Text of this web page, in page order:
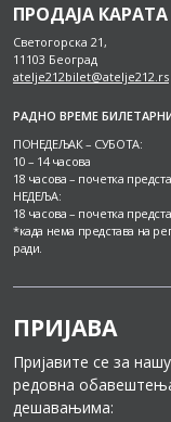
ПРОДАЈА КАРАТА
Светогорска 21,
11103 Београд
atelje212bilet@atelje212.rs
РАДНО ВРЕМЕ
ПОНЕДЕЉАК – СУБОТА:
10 – 14 часова
18 часова – почетка
НЕДЕЉА:
18 часова – почетка
*када нема представа на
ради.
ПРИЈАВА
Пријавите се за
редовна
дешавањима: